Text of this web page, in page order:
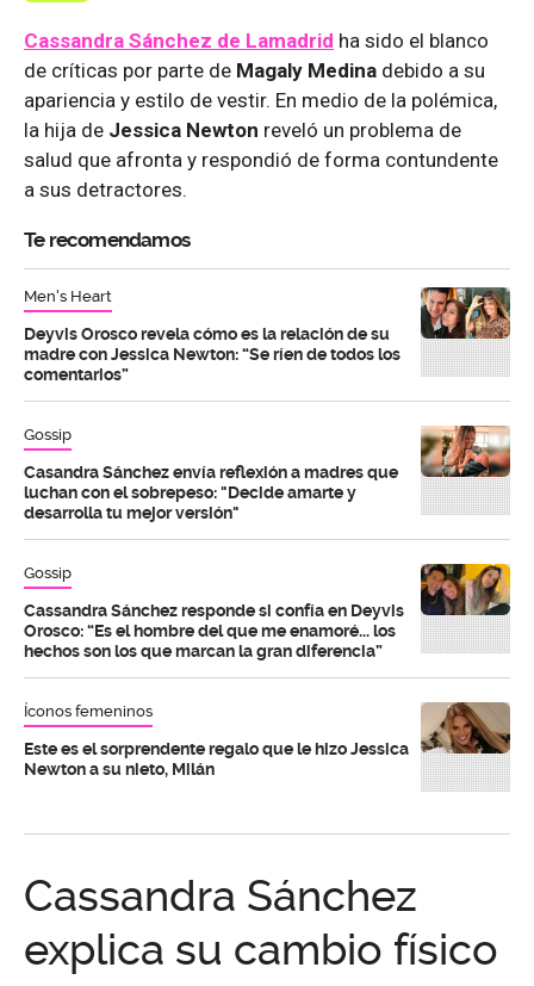
Cassandra Sánchez de Lamadrid ha sido el blanco
de críticas por parte de Magaly Medina debido a su
apariencia y estilo de vestir. En medio de la polémica,
la hija de Jessica Newton reveló un problema de
salud que afronta y respondió de forma contundente
a sus detractores.
Te recomendamos
Men's Heart
Deyvis Orosco revela cómo es la relación de su
madre con Jessica Newton: “Se ríen de todos los
comentarios”
Gossip
Casandra Sánchez envía reflexión a madres que
luchan con el sobrepeso: "Decide amarte y
desarrolla tu mejor versión"
Gossip
Cassandra Sánchez responde si confía en Deyvis
Orosco: “Es el hombre del que me enamoré... los
hechos son los que marcan la gran diferencia”
Íconos femeninos
Este es el sorprendente regalo que le hizo Jessica
Newton a su nieto, Milán
Cassandra Sánchez
explica su cambio físico